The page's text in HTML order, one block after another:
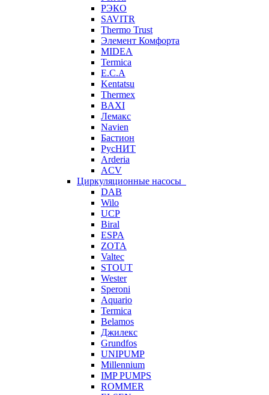
РЭКО
SAVITR
Thermo Trust
Элемент Комфорта
MIDEA
Termica
E.C.A
Kentatsu
Thermex
BAXI
Лемакс
Navien
Бастион
РусНИТ
Arderia
ACV
Циркуляционные насосы
DAB
Wilo
UCP
Biral
ESPA
ZOTA
Valtec
STOUT
Wester
Speroni
Aquario
Termica
Belamos
Джилекс
Grundfos
UNIPUMP
Millennium
IMP PUMPS
ROMMER